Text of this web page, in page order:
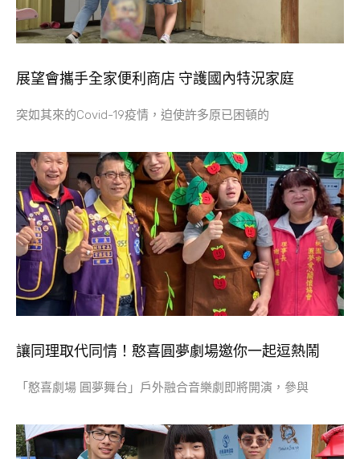
展望會攜手全家便利商店 守護國內特況家庭
突如其來的Covid-19疫情，迫使許多原已困頓的
讓同理取代同情！憨喜圓夢劇場邀你一起逗熱鬧
「憨喜劇場 圓夢舞台」戶外融合音樂劇即將開演，參與